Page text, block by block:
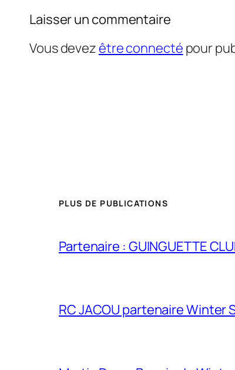
Laisser un commentaire
Vous devez être connecté pour
PLUS DE PUBLICATIONS
Partenaire : GUINGUETTE
RC JACOU partenaire Winter